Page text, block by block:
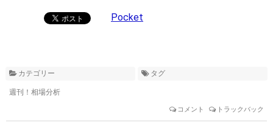
Pocket
カテゴリー
週刊！相場分析
タグ
コメント トラックバック